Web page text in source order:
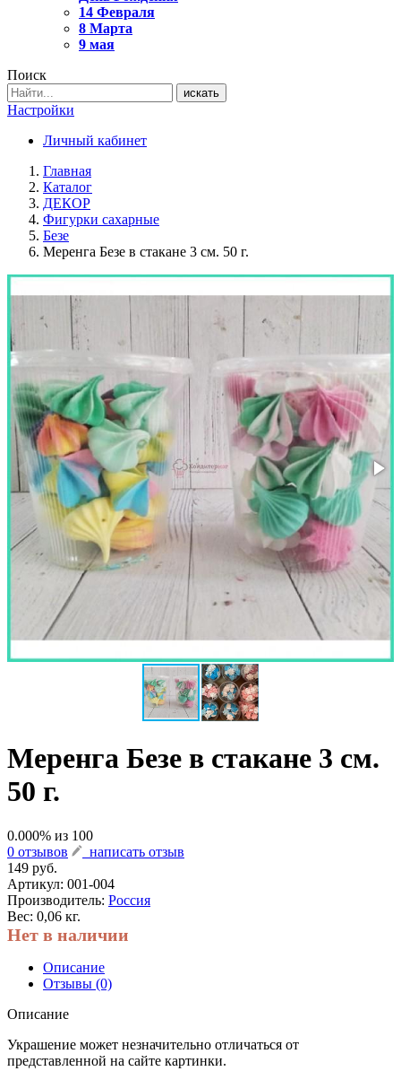
14 Февраля
8 Марта
9 мая
Поиск
искать
Настройки
Личный кабинет
Главная
Каталог
ДЕКОР
Фигурки сахарные
Безе
Меренга Безе в стакане 3 см. 50 г.
Меренга Безе в стакане 3 см.
50 г.
0.000% из 100
0 отзывов
написать отзыв
149 руб.
Артикул: 001-004
Производитель: Россия
Вес: 0,06 кг.
Нет в наличии
Описание
Отзывы (0)
Описание
Украшение может незначительно отличаться от
представленной на сайте картинки.